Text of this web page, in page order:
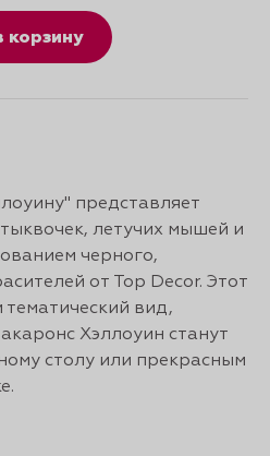
корзину
представляет
летучих мышей и
черного,
от Top Decor. Этот
вид,
Хэллоуин станут
столу или прекрасным